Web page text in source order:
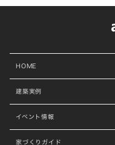
HOME
建築実例
イベント情報
家づくりガイド